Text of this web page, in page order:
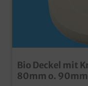
Bio Deckel mit
80mm o.